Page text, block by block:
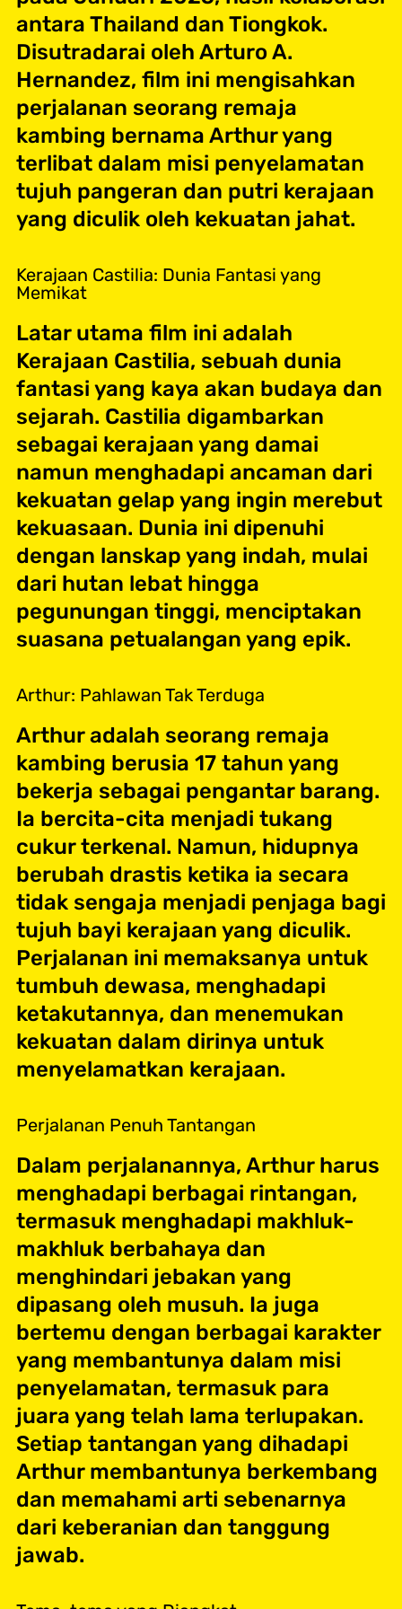
antara Thailand dan Tiongkok.
Disutradarai oleh Arturo A.
Hernandez, film ini mengisahkan
perjalanan seorang remaja
kambing bernama Arthur yang
terlibat dalam misi penyelamatan
tujuh pangeran dan putri kerajaan
yang diculik oleh kekuatan jahat.
Kerajaan Castilia: Dunia Fantasi yang
Memikat
Latar utama film ini adalah
Kerajaan Castilia, sebuah dunia
fantasi yang kaya akan budaya dan
sejarah. Castilia digambarkan
sebagai kerajaan yang damai
namun menghadapi ancaman dari
kekuatan gelap yang ingin merebut
kekuasaan. Dunia ini dipenuhi
dengan lanskap yang indah, mulai
dari hutan lebat hingga
pegunungan tinggi, menciptakan
suasana petualangan yang epik.
Arthur: Pahlawan Tak Terduga
Arthur adalah seorang remaja
kambing berusia 17 tahun yang
bekerja sebagai pengantar barang.
Ia bercita-cita menjadi tukang
cukur terkenal. Namun, hidupnya
berubah drastis ketika ia secara
tidak sengaja menjadi penjaga bagi
tujuh bayi kerajaan yang diculik.
Perjalanan ini memaksanya untuk
tumbuh dewasa, menghadapi
ketakutannya, dan menemukan
kekuatan dalam dirinya untuk
menyelamatkan kerajaan.
Perjalanan Penuh Tantangan
Dalam perjalanannya, Arthur harus
menghadapi berbagai rintangan,
termasuk menghadapi makhluk-
makhluk berbahaya dan
menghindari jebakan yang
dipasang oleh musuh. Ia juga
bertemu dengan berbagai karakter
yang membantunya dalam misi
penyelamatan, termasuk para
juara yang telah lama terlupakan.
Setiap tantangan yang dihadapi
Arthur membantunya berkembang
dan memahami arti sebenarnya
dari keberanian dan tanggung
jawab.